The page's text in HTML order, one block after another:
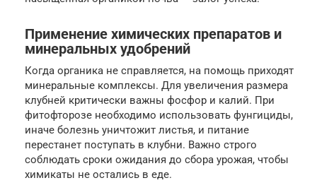
Применение химических препаратов и
минеральных удобрений
Когда органика не справляется, на помощь приходят
минеральные комплексы. Для увеличения размера
клубней критически важны фосфор и калий. При
фитофторозе необходимо использовать фунгициды,
иначе болезнь уничтожит листья, и питание
перестанет поступать в клубни. Важно строго
соблюдать сроки ожидания до сбора урожая, чтобы
химикаты не остались в еде.